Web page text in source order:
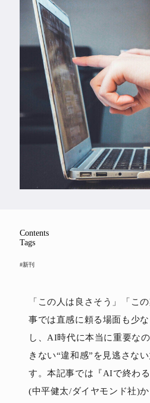
All Articles
特集&連載記事
Feature
Series
Contents
Tags
#新刊
「この人は良さそう」「こ
事では直感に頼る場面も少
し、AI時代に本当に重要な
きない“違和感”を見逃さな
す。本記事では『AIで終わ
(中平健太/ダイヤモンド社)